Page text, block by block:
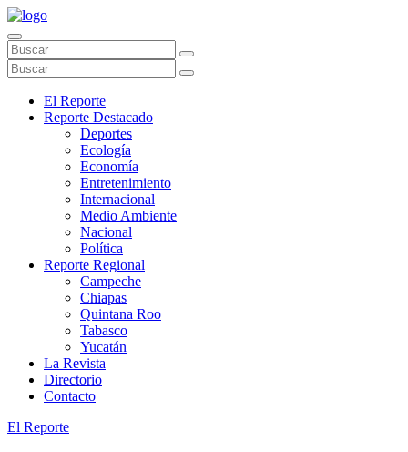
El Reporte
Reporte Destacado
Deportes
Ecología
Economía
Entretenimiento
Internacional
Medio Ambiente
Nacional
Política
Reporte Regional
Campeche
Chiapas
Quintana Roo
Tabasco
Yucatán
La Revista
Directorio
Contacto
El Reporte